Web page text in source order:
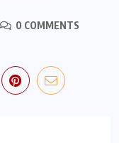
0 COMMENTS